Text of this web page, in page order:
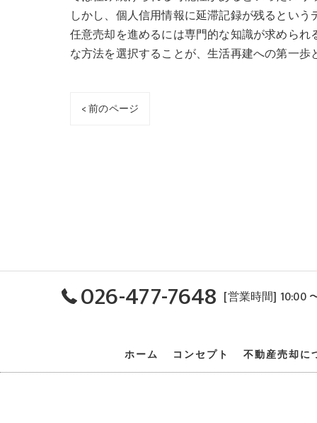
しかし、個人信用情報に延滞記録が残るとい
任意売却を進めるには専門的な知識が求めら
な方法を選択することが、生活再建への第一歩
< 前のページ
026-477-7648 [営業時間] 10:00
ホーム コンセプト 不動産売却に